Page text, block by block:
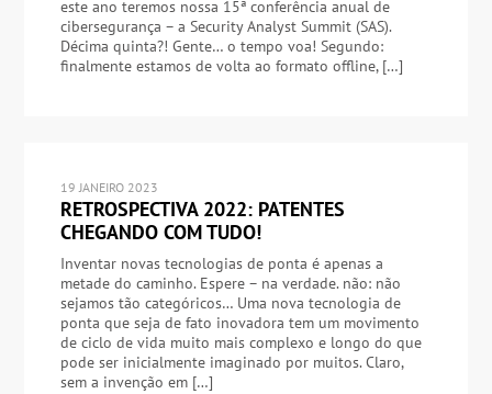
este ano teremos nossa 15ª conferência anual de
cibersegurança – a Security Analyst Summit (SAS).
Décima quinta?! Gente… o tempo voa! Segundo:
finalmente estamos de volta ao formato offline, […]
19 JANEIRO 2023
RETROSPECTIVA 2022: PATENTES
CHEGANDO COM TUDO!
Inventar novas tecnologias de ponta é apenas a
metade do caminho. Espere – na verdade. não: não
sejamos tão categóricos… Uma nova tecnologia de
ponta que seja de fato inovadora tem um movimento
de ciclo de vida muito mais complexo e longo do que
pode ser inicialmente imaginado por muitos. Claro,
sem a invenção em […]